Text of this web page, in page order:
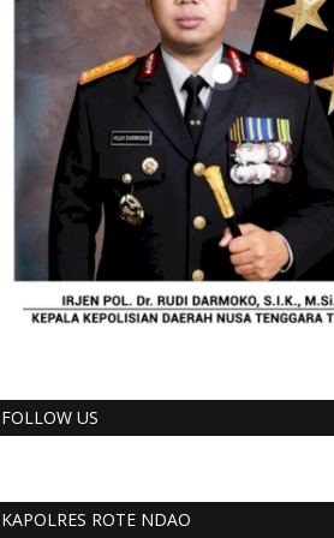
FOLLOW US
KAPOLRES ROTE NDAO